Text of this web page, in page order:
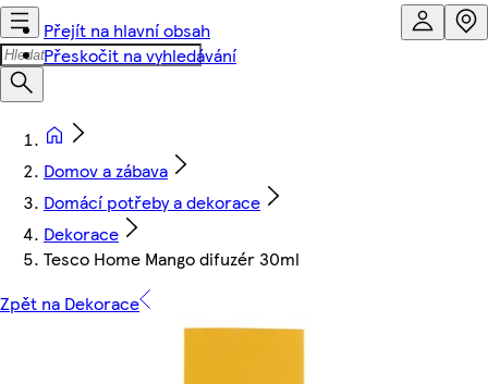
Přejít na hlavní obsah
Přeskočit na vyhledávání
Domov a zábava
Domácí potřeby a dekorace
Dekorace
Tesco Home Mango difuzér 30ml
Zpět na Dekorace